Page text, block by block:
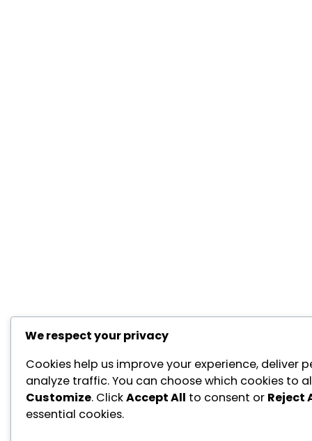
We respect your privacy
Cookies help us improve your experience, deliver
analyze traffic. You can choose which cookies to
Customize. ClickAccept All to consent or Reject
essential cookies.